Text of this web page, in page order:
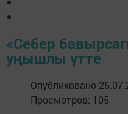
«Себер
уңышлы үтте
Опубликовано
Просмотров: 105